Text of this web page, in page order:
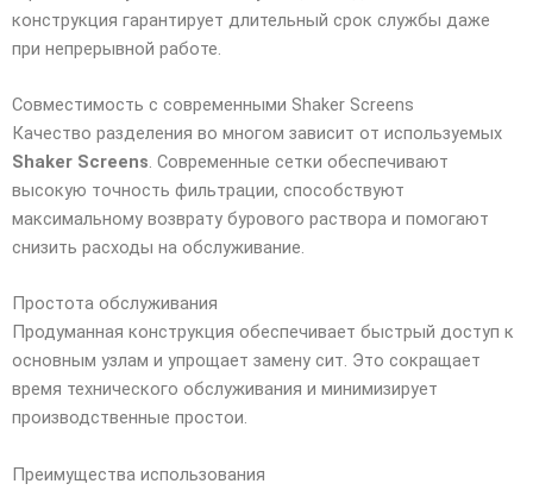
конструкция гарантирует длительный срок службы даже
при непрерывной работе.
Совместимость с современными Shaker Screens
Качество разделения во многом зависит от используемых
Shaker Screens. Современные сетки обеспечивают
высокую точность фильтрации, способствуют
максимальному возврату бурового раствора и помогают
снизить расходы на обслуживание.
Простота обслуживания
Продуманная конструкция обеспечивает быстрый доступ к
основным узлам и упрощает замену сит. Это сокращает
время технического обслуживания и минимизирует
производственные простои.
Преимущества использования